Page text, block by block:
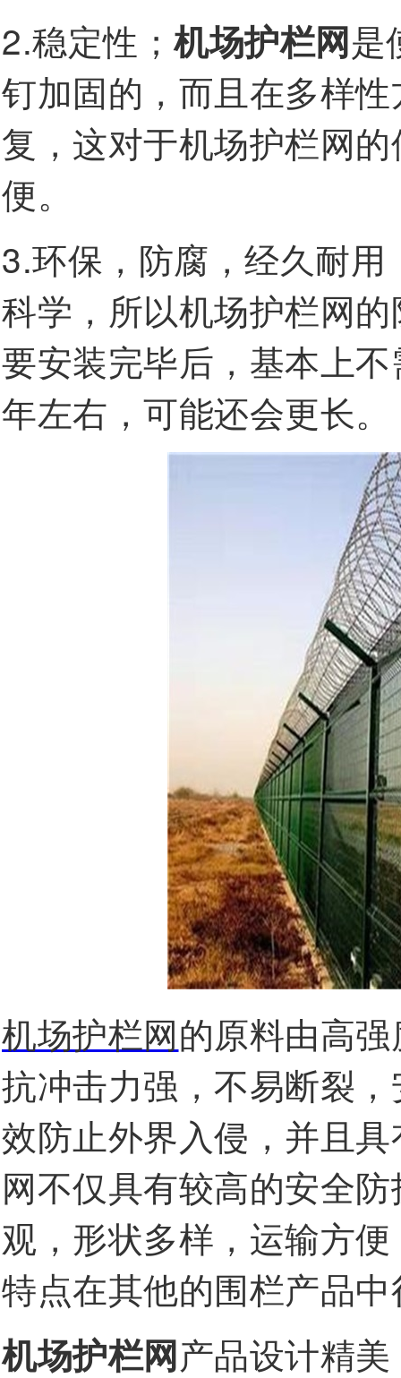
2.稳定性； 机场护栏网是
钉加固的，而且在多样
复，这对于机场护栏网
便。
3.环保，防腐，经久耐用
科学，所以机场护栏网
要安装完毕后，基本上
年左右，可能还会更长。
机场护栏网的原料由高
抗冲击力强，不易断裂
效防止外界入侵，并且
网不仅具有较高的安全
观，形状多样，运输方
特点在其他的围栏产品
机场护栏网产品设计精